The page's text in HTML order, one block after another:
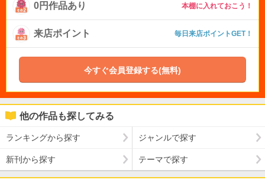
0円作品あり 本棚に入れておこう！
来店ポイント 毎日来店ポイントGET！
今すぐ会員登録する(無料)
他の作品も探してみる
ランキングから探す ジャンルで探す
新刊から探す テーマで探す